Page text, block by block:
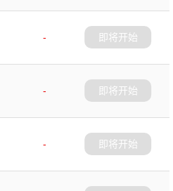
-
即将开始
-
即将开始
-
即将开始